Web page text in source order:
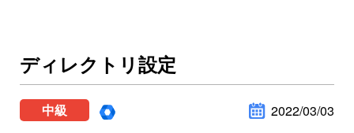
ディレクトリ設定
中級 2022/03/03